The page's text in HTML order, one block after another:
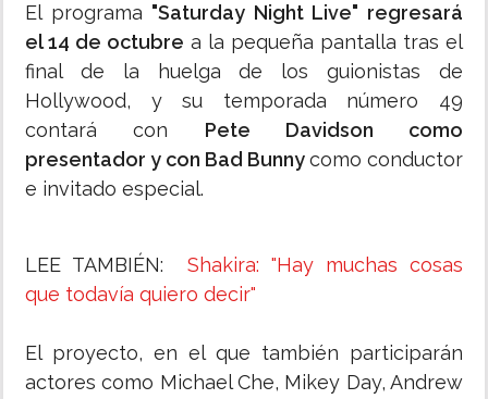
El programa "Saturday Night Live" regresará
el 14 de octubre a la pequeña pantalla tras el
final de la huelga de los guionistas de
Hollywood, y su temporada número 49
contará con Pete Davidson como
presentador y con Bad Bunnycomo conductor
e invitado especial.
LEE TAMBIÉN: Shakira: "Hay muchas cosas
que todavía quiero decir"
El proyecto, en el que también participarán
actores como Michael Che, Mikey Day, Andrew